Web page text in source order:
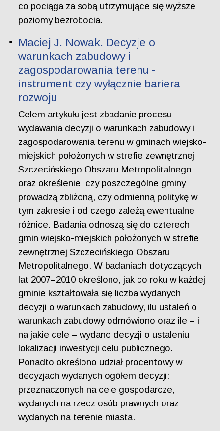
co pociąga za sobą utrzymujące się wyższe
poziomy bezrobocia.
Maciej J. Nowak. Decyzje o
warunkach zabudowy i
zagospodarowania terenu -
instrument czy wyłącznie bariera
rozwoju
Celem artykułu jest zbadanie procesu
wydawania decyzji o warunkach zabudowy i
zagospodarowania terenu w gminach wiejsko-
miejskich położonych w strefie zewnętrznej
Szczecińskiego Obszaru Metropolitalnego
oraz określenie, czy poszczególne gminy
prowadzą zbliżoną, czy odmienną politykę w
tym zakresie i od czego zależą ewentualne
różnice. Badania odnoszą się do czterech
gmin wiejsko-miejskich położonych w strefie
zewnętrznej Szczecińskiego Obszaru
Metropolitalnego. W badaniach dotyczących
lat 2007–2010 określono, jak co roku w każdej
gminie kształtowała się liczba wydanych
decyzji o warunkach zabudowy, ilu ustaleń o
warunkach zabudowy odmówiono oraz ile – i
na jakie cele – wydano decyzji o ustaleniu
lokalizacji inwestycji celu publicznego.
Ponadto określono udział procentowy w
decyzjach wydanych ogółem decyzji:
przeznaczonych na cele gospodarcze,
wydanych na rzecz osób prawnych oraz
wydanych na terenie miasta.